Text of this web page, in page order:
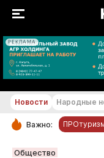
РЕКЛАМА
РУБРИКИ
Новости Народные
Важно:
Общество